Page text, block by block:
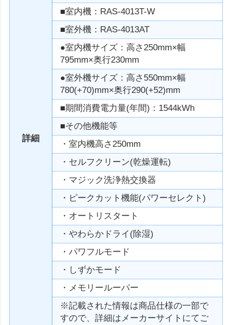
詳細
■室内機：RAS-4013T-W
■室外機：RAS-4013AT
●室内機サイズ：高さ250mm×幅
795mm×奥行230mm
●室外機サイズ：高さ550mm×幅
780(+70)mm×奥行290(+52)mm
■期間消費電力量(年間)：1544kWh
■その他機能等
・室内機高さ250mm
・セルフクリーン(乾燥運転)
・マジック洗浄熱交換器
・ピークカット機能(パワーセレクト)
・オートリスタート
・やわらかドライ(除湿)
・パワフルモード
・しずかモード
・メモリールーパー
※記載された情報は商品仕様の一部で
すので、詳細はメーカーサイトにてご